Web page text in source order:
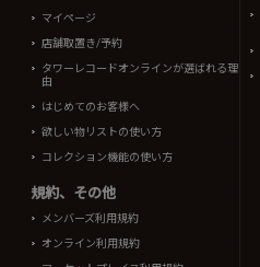
マイページ
店舗取置き/予約
タワーレコードオンラインが選ばれる理
由
はじめてのお客様へ
欲しい物リストの使い方
コレクション機能の使い方
規約、その他
メンバーズ利用規約
オンライン利用規約